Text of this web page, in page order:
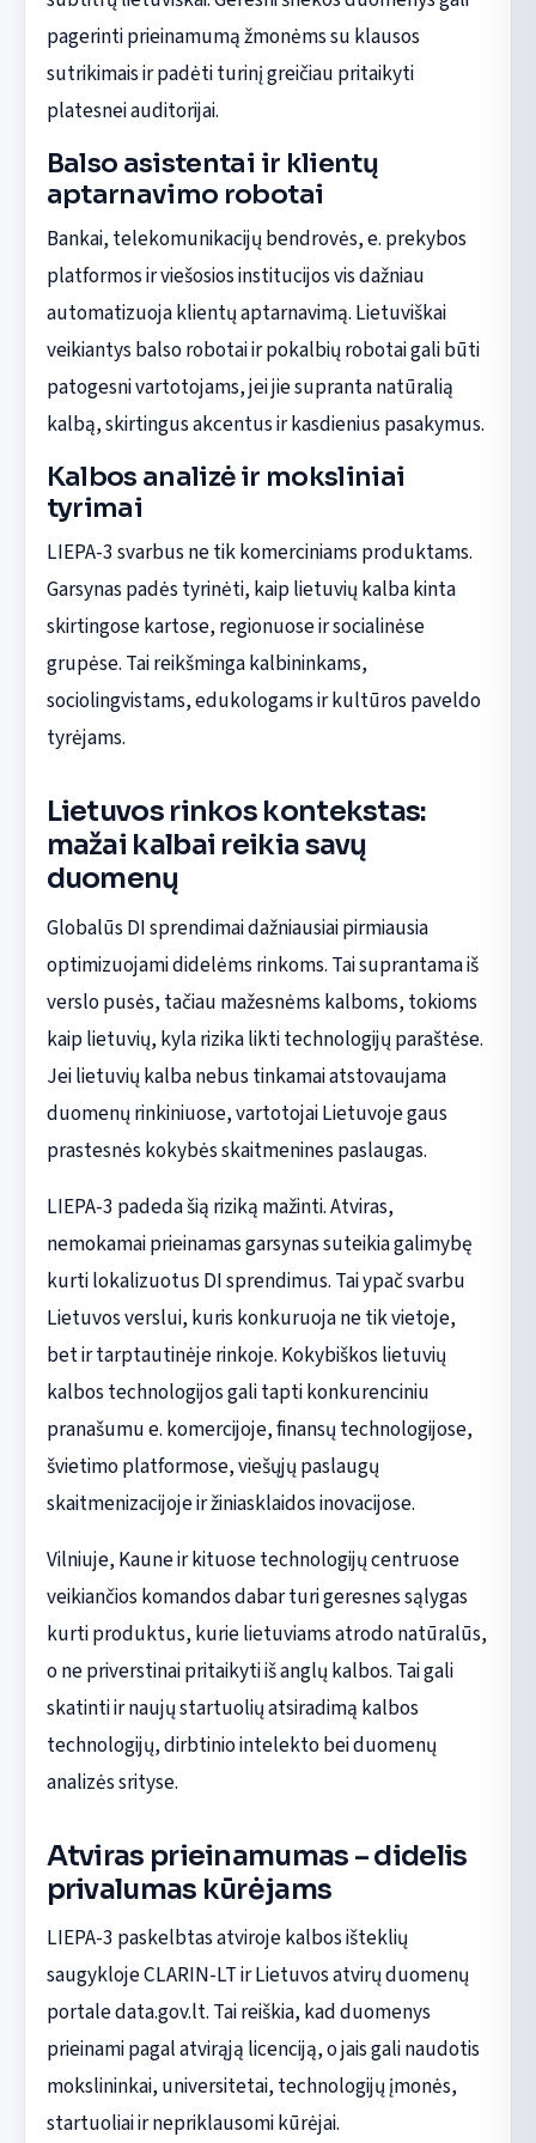
pagerinti prieinamumą žmonėms su klausos
sutrikimais ir padėti turinį greičiau pritaikyti
platesnei auditorijai.
Balso asistentai ir klientų
aptarnavimo robotai
Bankai, telekomunikacijų bendrovės, e. prekybos
platformos ir viešosios institucijos vis dažniau
automatizuoja klientų aptarnavimą. Lietuviškai
veikiantys balso robotai ir pokalbių robotai gali būti
patogesni vartotojams, jei jie supranta natūralią
kalbą, skirtingus akcentus ir kasdienius pasakymus.
Kalbos analizė ir moksliniai
tyrimai
LIEPA-3 svarbus ne tik komerciniams produktams.
Garsynas padės tyrinėti, kaip lietuvių kalba kinta
skirtingose kartose, regionuose ir socialinėse
grupėse. Tai reikšminga kalbininkams,
sociolingvistams, edukologams ir kultūros paveldo
tyrėjams.
Lietuvos rinkos kontekstas:
mažai kalbai reikia savų
duomenų
Globalūs DI sprendimai dažniausiai pirmiausia
optimizuojami didelėms rinkoms. Tai suprantama iš
verslo pusės, tačiau mažesnėms kalboms, tokioms
kaip lietuvių, kyla rizika likti technologijų paraštėse.
Jei lietuvių kalba nebus tinkamai atstovaujama
duomenų rinkiniuose, vartotojai Lietuvoje gaus
prastesnės kokybės skaitmenines paslaugas.
LIEPA-3 padeda šią riziką mažinti. Atviras,
nemokamai prieinamas garsynas suteikia galimybę
kurti lokalizuotus DI sprendimus. Tai ypač svarbu
Lietuvos verslui, kuris konkuruoja ne tik vietoje,
bet ir tarptautinėje rinkoje. Kokybiškos lietuvių
kalbos technologijos gali tapti konkurenciniu
pranašumu e. komercijoje, finansų technologijose,
švietimo platformose, viešųjų paslaugų
skaitmenizacijoje ir žiniasklaidos inovacijose.
Vilniuje, Kaune ir kituose technologijų centruose
veikiančios komandos dabar turi geresnes sąlygas
kurti produktus, kurie lietuviams atrodo natūralūs,
o ne priverstinai pritaikyti iš anglų kalbos. Tai gali
skatinti ir naujų startuolių atsiradimą kalbos
technologijų, dirbtinio intelekto bei duomenų
analizės srityse.
Atviras prieinamumas – didelis
privalumas kūrėjams
LIEPA-3 paskelbtas atviroje kalbos išteklių
saugykloje CLARIN-LT ir Lietuvos atvirų duomenų
portale data.gov.lt. Tai reiškia, kad duomenys
prieinami pagal atvirąją licenciją, o jais gali naudotis
mokslininkai, universitetai, technologijų įmonės,
startuoliai ir nepriklausomi kūrėjai.